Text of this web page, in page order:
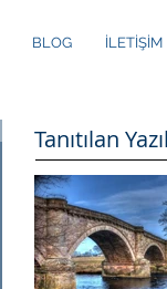
BLOG İLETİŞİM
Tanıtılan